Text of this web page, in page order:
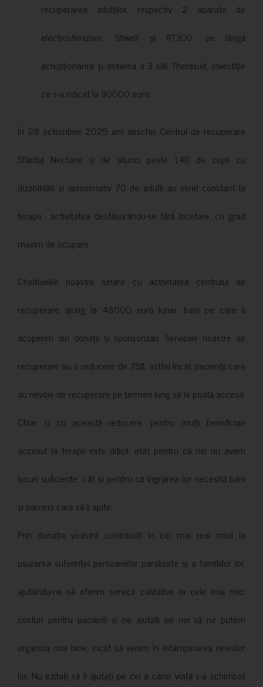
recuperarea adulților, respectiv 2 aparate de
electrostimulare: Stiwell și RT300, pe lângă
achiziționarea și dotarea a 3 săli Therasuit, investiție
ce s-a ridicat la 90000 euro.
În 28 octombrie 2025 am deschis Centrul de recuperare
Sfântul Nectarie și de atunci peste 140 de copii cu
dizabilități și aproximativ 70 de adulți au venit constant la
terapii , activitatea desfășurându-se fără încetare, cu grad
maxim de ocupare.
Cheltuielile noastre lunare cu activitatea centrului de
recuperare ajung la 48000 euro lunar, bani pe care îi
acoperim din donații și sponsorizări. Serviciile noastre de
recuperare au o reducere de 75%, astfel încât pacienții care
au nevoie de recuperare pe termen lung să le poată accesa.
Chiar și cu această reducere, pentru mulți beneficiari
accesul la terapii este dificil, atât pentru că noi nu avem
locuri suficiente, cât și pentru că îngrijirea lor necesită bani
și oameni care să îi ajute.
Prin donația voastră contribuiți în cel mai real mod la
ușurarea suferinței persoanelor paralizate și a familiilor lor,
ajutându-ne să oferim servicii calitative la cele mai mici
costuri pentru pacienți și ne ajutați pe noi să ne putem
organiza mai bine, încât să venim în întâmpinarea nevoilor
lor. Nu ezitați să îi ajutați pe cei a căror viață s-a schimbat